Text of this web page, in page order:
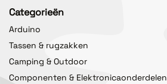
Categorieën
Arduino
Tassen & rugzakken
Camping & Outdoor
Componenten & Elektronicaonderdelen